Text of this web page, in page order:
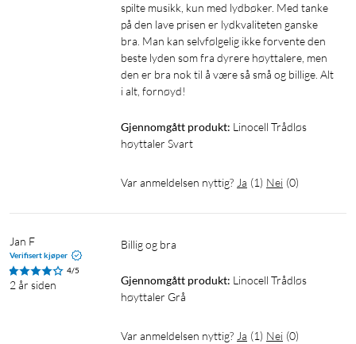
spilte musikk, kun med lydbøker. Med tanke
på den lave prisen er lydkvaliteten ganske
bra. Man kan selvfølgelig ikke forvente den
beste lyden som fra dyrere høyttalere, men
den er bra nok til å være så små og billige. Alt
Gjennomgått produkt: Linocell Trådløs
høyttaler Svart
Var anmeldelsen nyttig? Ja (1) Nei (0)
Jan F
Verifisert kjøper
4/5
2 år siden
Billig og bra
Gjennomgått produkt: Linocell Trådløs
høyttaler Grå
Var anmeldelsen nyttig? Ja (1) Nei (0)